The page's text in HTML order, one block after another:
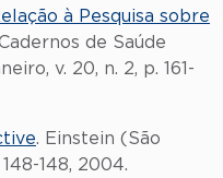
à Pesquisa sobre
de Saúde
v. 20, n. 2, p. 161-
. Einstein (São
148, 2004.